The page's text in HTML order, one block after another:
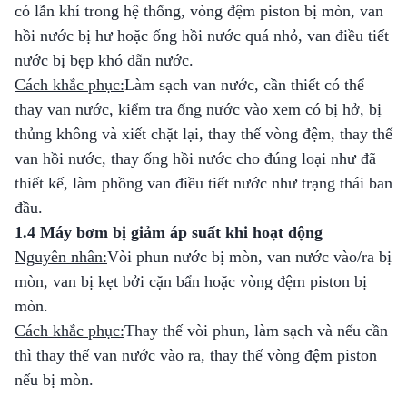
có lẫn khí trong hệ thống, vòng đệm piston bị mòn, van
hồi nước bị hư hoặc ống hồi nước quá nhỏ, van điều tiết
nước bị bẹp khó dẫn nước.
Cách khắc phục:Làm sạch van nước, cần thiết có thể
thay van nước, kiểm tra ống nước vào xem có bị hở, bị
thủng không và xiết chặt lại, thay thế vòng đệm, thay thế
van hồi nước, thay ống hồi nước cho đúng loại như đã
thiết kế, làm phồng van điều tiết nước như trạng thái ban
đầu.
1.4 Máy bơm bị giảm áp suất khi hoạt động
Nguyên nhân:Vòi phun nước bị mòn, van nước vào/ra bị
mòn, van bị kẹt bởi cặn bẩn hoặc vòng đệm piston bị
mòn.
Cách khắc phục:Thay thế vòi phun, làm sạch và nếu cần
thì thay thế van nước vào ra, thay thế vòng đệm piston
nếu bị mòn.